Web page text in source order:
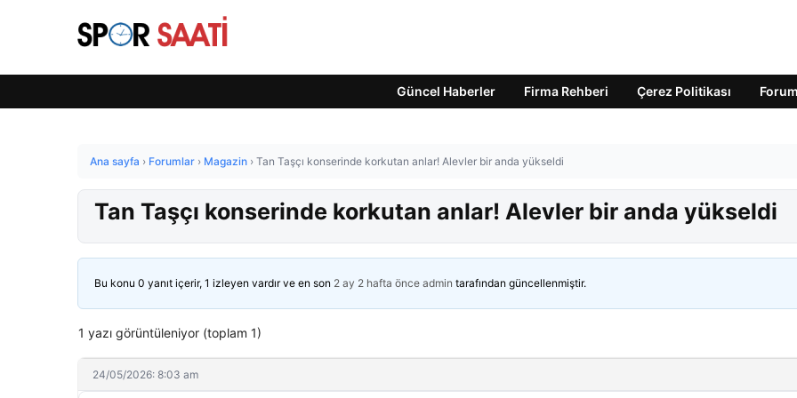
Güncel Haberler Firma Rehberi Çerez Politikası
Ana sayfa › Forumlar › Magazin › Tan Taşçı konserinde korkutan anlar! Alevler bir anda yükseldi
Tan Taşçı konserinde korkutan anlar! Alevler bir anda yükseldi
Bu konu 0 yanıt içerir, 1 izleyen vardır ve en son 2 ay 2 hafta önce admin tarafından güncellenmiştir.
1 yazı görüntüleniyor (toplam 1)
24/05/2026: 8:03 am